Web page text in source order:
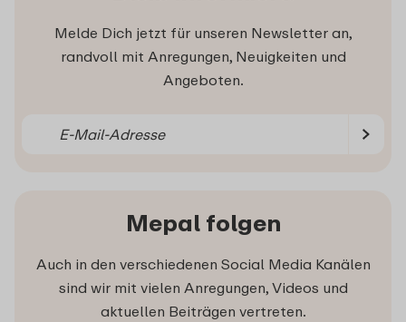
Melde Dich jetzt für unseren Newsletter an,
randvoll mit Anregungen, Neuigkeiten und
Angeboten.
Mepal folgen
Auch in den verschiedenen Social Media Kanälen
sind wir mit vielen Anregungen, Videos und
aktuellen Beiträgen vertreten.